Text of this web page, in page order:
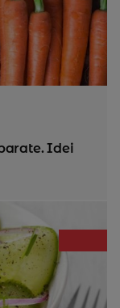
Idei